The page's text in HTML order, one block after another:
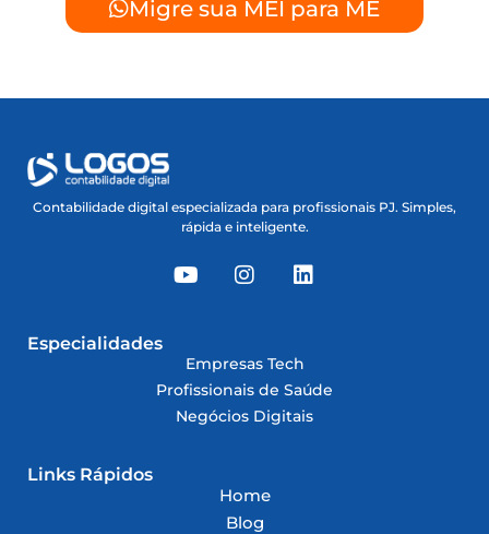
Migre sua MEI para ME
Contabilidade digital especializada para profissionais PJ. Simples,
rápida e inteligente.
Especialidades
Empresas Tech
Profissionais de Saúde
Negócios Digitais
Links Rápidos
Home
Blog